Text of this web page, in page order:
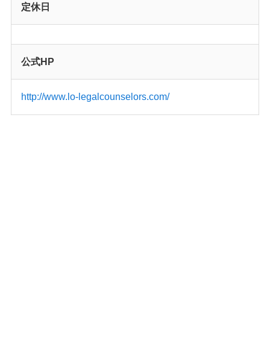
定休日
公式HP
http://www.lo-legalcounselors.com/